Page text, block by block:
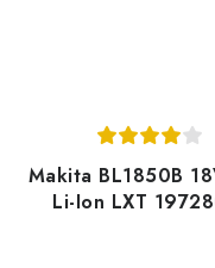
Makita BL1850B
Li-Ion LXT